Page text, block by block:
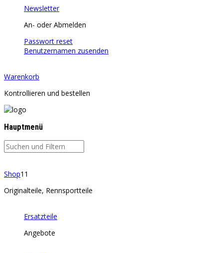
Newsletter
An- oder Abmelden
Passwort reset
Benutzernamen zusenden
Warenkorb
Kontrollieren und bestellen
Hauptmenü
Shop11
Originalteile, Rennsportteile
Ersatzteile
Angebote